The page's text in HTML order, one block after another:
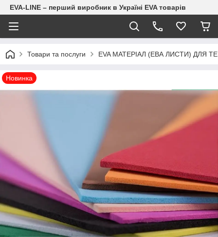
EVA-LINE – перший виробник в Україні EVA товарів
Товари та послуги EVA МАТЕРІАЛ (ЕВА ЛИСТИ) ДЛЯ
Новинка